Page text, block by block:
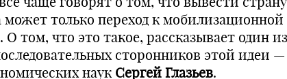
может только переход к мобилизационной
О том, что это такое, рассказывает один из
сторонников этой идеи —
наук Сергей Глазьев.